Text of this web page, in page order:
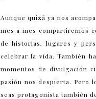
Aunque quizá ya nos
mes a mes compartiremos
de historias, lugares y
celebrar la vida. También
momentos de divulgación
pasión nos despierta. Pero
seas protagonista también